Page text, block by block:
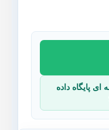
پایگاه داده